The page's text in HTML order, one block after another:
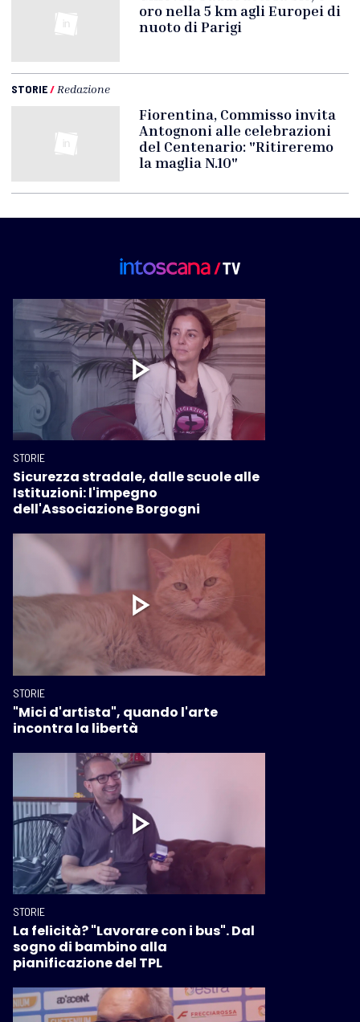
oro nella 5 km agli Europei di
nuoto di Parigi
STORIE/ Redazione
Fiorentina, Commisso invita
Antognoni alle celebrazioni
del Centenario: "Ritireremo
la maglia N.10"
STORIE
Sicurezza stradale, dalle scuole alle
Istituzioni: l'impegno
dell'Associazione Borgogni
STORIE
"Mici d'artista", quando l'arte
incontra la libertà
STORIE
La felicità? "Lavorare con i bus". Dal
sogno di bambino alla
pianificazione del TPL